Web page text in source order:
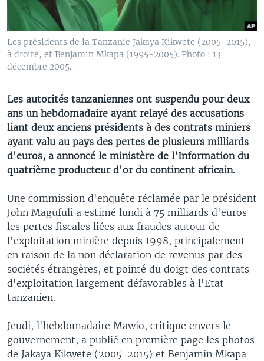
Les présidents de la Tanzanie Jakaya Kikwete (2005-2015),
à droite, et Benjamin Mkapa (1995-2005). Photo : 13
décembre 2005.
Les autorités tanzaniennes ont suspendu pour deux
ans un hebdomadaire ayant relayé des accusations
liant deux anciens présidents à des contrats miniers
ayant valu au pays des pertes de plusieurs milliards
d'euros, a annoncé le ministère de l'Information du
quatrième producteur d'or du continent africain.
Une commission d'enquête réclamée par le président
John Magufuli a estimé lundi à 75 milliards d'euros
les pertes fiscales liées aux fraudes autour de
l'exploitation minière depuis 1998, principalement
en raison de la non déclaration de revenus par des
sociétés étrangères, et pointé du doigt des contrats
d'exploitation largement défavorables à l'Etat
tanzanien.
Jeudi, l'hebdomadaire Mawio, critique envers le
gouvernement, a publié en première page les photos
de Jakaya Kikwete (2005-2015) et Benjamin Mkapa